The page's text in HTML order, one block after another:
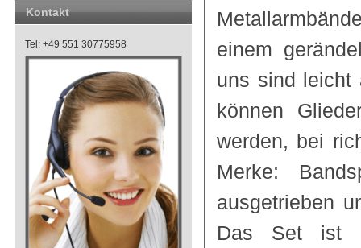
einem
uns sind leicht
können
werden, bei
Merke:
ausgetrieben
Das Set ist
Kontakt
Tel: +49 551 30775958